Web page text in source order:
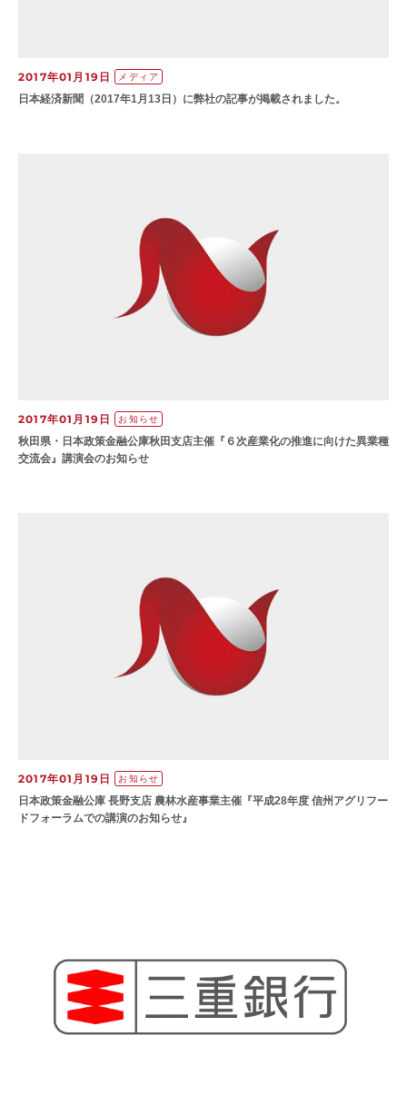
2017年01月19日 メディア
日本経済新聞（2017年1月13日）に弊社の記事が掲載されました。
2017年01月19日 お知らせ
秋田県・日本政策金融公庫秋田支店主催『６次産業化の推進に向けた異業種
交流会』講演会のお知らせ
2017年01月19日 お知らせ
日本政策金融公庫 長野支店 農林水産事業主催『平成28年度 信州アグリフー
ドフォーラムでの講演のお知らせ』